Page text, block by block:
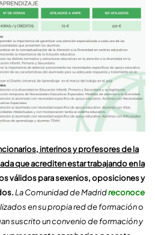
interinos y profesores de la
que acrediten estar trabajando en la
válidos para sexenios, oposiciones y
La Comunidad de Madridreconoce
en su propia red de formación o
suscrito un convenio de formación y